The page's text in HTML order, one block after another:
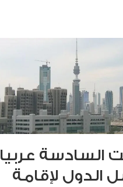
السادسة عربيا
الدول لإقامة